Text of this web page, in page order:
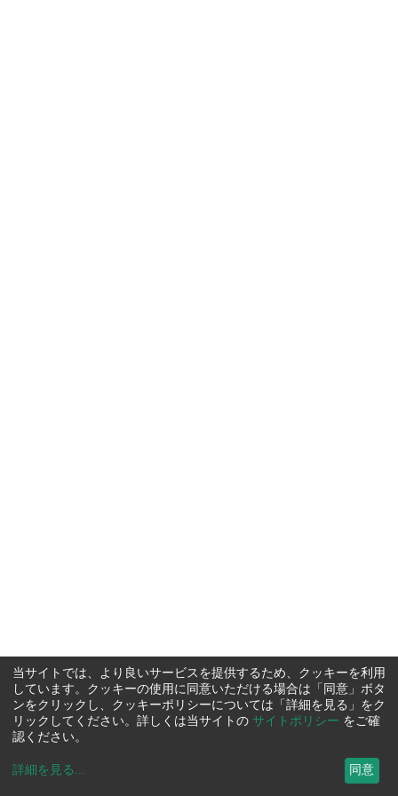
当サイトでは、より良いサービスを提供するため、クッキーを利用
しています。クッキーの使用に同意いただける場合は「同意」ボタ
ンをクリックし、クッキーポリシーについては「詳細を見る」をク
リックしてください。詳しくは当サイトの サイトポリシー をご確
認ください。
詳細を見る ... 同意